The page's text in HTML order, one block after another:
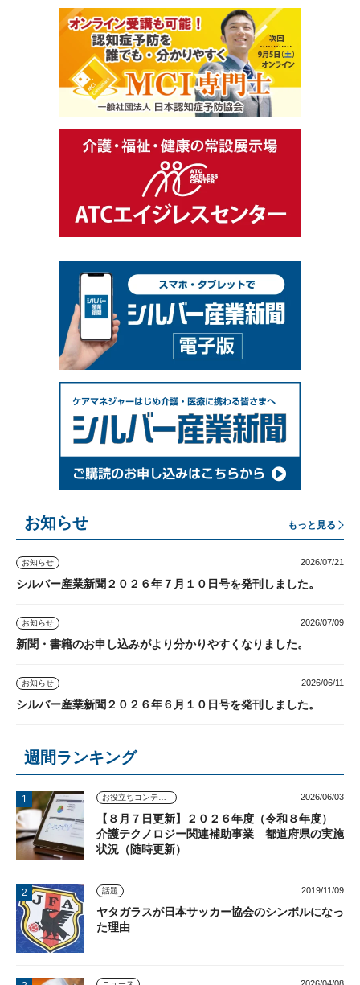
お知らせ もっと見る
お知らせ 2026/07/21
シルバー産業新聞２０２６年７月１０日号を発刊しました。
お知らせ 2026/07/09
新聞・書籍のお申し込みがより分かりやすくなりました。
お知らせ 2026/06/11
シルバー産業新聞２０２６年６月１０日号を発刊しました。
週間ランキング
2026/06/03
【８月７日更新】２０２６年度（令和８年度）
介護テクノロジー関連補助事業 都道府県の実施
状況（随時更新）
話題 2019/11/09
ヤタガラスが日本サッカー協会のシンボルになっ
た理由